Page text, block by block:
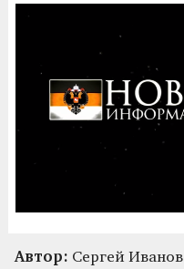
Автор: Сергей Иванов